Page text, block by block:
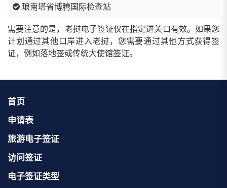
琅南塔省博腾国际检查站
需要注意的是，老挝电子签证仅在指定进关口有效。如果您
计划通过其他口岸进入老挝，您需要通过其他方式获得签
证，例如落地签或传统大使馆签证。
首页
申请表
旅游电子签证
访问签证
电子签证类型